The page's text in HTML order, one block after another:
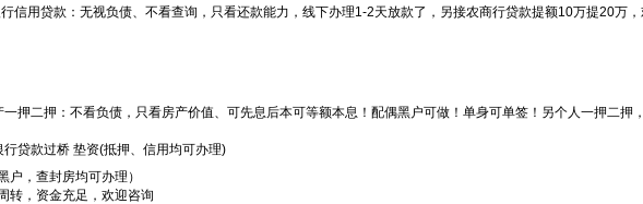
行信用贷款：无视负债、不看查询，只看还款能力，线下办理1-2天放款了，另接农商行贷款提额10万提20万
一押二押：不看负债，只看房产价值、可先息后本可等额本息！配偶黑户可做！单身可单签！另个人一押二
桥 垫资(抵押、信用均可办理)
户，查封房均可办理）
转，资金充足，欢迎咨询